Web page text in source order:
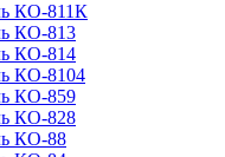
КО-811К
КО-813
КО-814
КО-8104
КО-859
КО-828
КО-88